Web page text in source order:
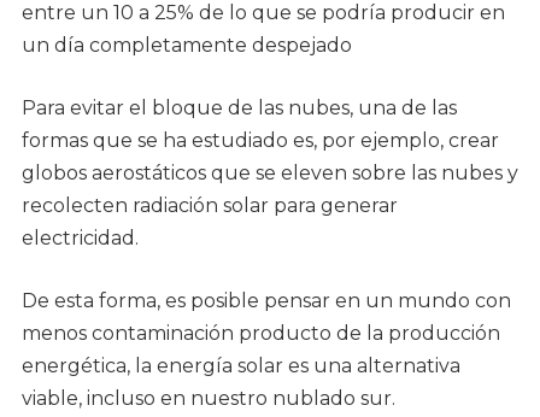
entre un 10 a 25% de lo que se podría producir en
un día completamente despejado
Para evitar el bloque de las nubes, una de las
formas que se ha estudiado es, por ejemplo, crear
globos aerostáticos que se eleven sobre las nubes y
recolecten radiación solar para generar
electricidad.
De esta forma, es posible pensar en un mundo con
menos contaminación producto de la producción
energética, la energía solar es una alternativa
viable, incluso en nuestro nublado sur.